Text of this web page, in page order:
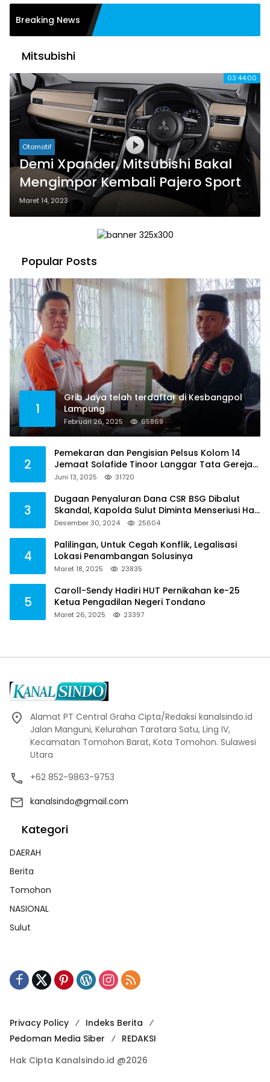
Breaking News
Sulut, Tiga
Dilantik, Yahya
Pimpin Dinas
Mitsubishi
03:44:00
Otomotif
Demi Xpander, Mitsubishi Bakal
Mengimpor Kembali Pajero Sport
Maret 14, 2023
Popular Posts
1
Grib Jaya telah terdaftar di Kesbangpol
Lampung
Februari 26, 2025 65869
2
Pemekaran dan Pengisian Pelsus Kolom 14
Jemaat Solafide Tinoor Langgar Tata Gereja
2021, Toreh : Ini Perbuatan Melawan Hukum
Juni 13, 2025 31720
3
Dugaan Penyaluran Dana CSR BSG Dibalut
Skandal, Kapolda Sulut Diminta Menseriusi Hal
ini
Desember 30, 2024 25604
4
Palilingan, Untuk Cegah Konflik, Legalisasi
Lokasi Penambangan Solusinya
Maret 18, 2025 23835
5
Caroll-Sendy Hadiri HUT Pernikahan ke-25
Ketua Pengadilan Negeri Tondano
Maret 26, 2025 23397
Alamat PT Central Graha Cipta/Redaksi kanalsindo.id
Jalan Manguni, Kelurahan Taratara Satu, Ling IV,
Kecamatan Tomohon Barat, Kota Tomohon. Sulawesi
Utara
+62 852-9863-9753
kanalsindo@gmail.com
Kategori
DAERAH
Berita
Tomohon
NASIONAL
Sulut
Privacy Policy
Indeks Berita
Pedoman Media Siber
REDAKSI
Hak Cipta Kanalsindo.id @2026